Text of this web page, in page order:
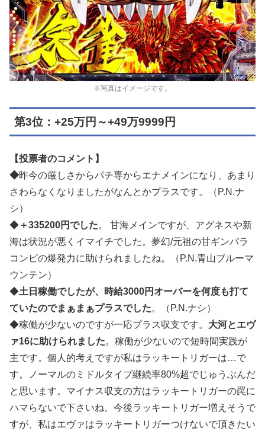
※写真はイメージです。
第3位：+25万円～+49万9999円
【投票者のコメント】
◆昨今の厳しさからパチ専からエナメインになり、あまり
さわらなくなりましたがなんとかプラスです。（P.N.ナ
シ）
◆ ＋335200円でした。 甘海メインですが、アグネスや新
海は状況が悪くイマイチでした。夢幻/元祖の甘ギンパラ
コンビの爆発力に助けられましたね。（P.N.青山ブルーマ
ウンテン）
◆土日稼働でしたが、時給3000円オーバーを何度も打て
ていたのでまぁまぁプラスでした。（P.N.ナシ）
◆稼働が少ないのですが一応プラス収支です。 大河とエヴ
ァ16に助けられました。稼働が少ないので短時間実践が
主です。個人的考えですが私はラッキートリガーは…で
す。ノーマルのミドルタイプ継続率80%超でじゅうぶんだ
と思います。マイナス収支の方はラッキートリガーの罠に
ハマらないで下さいね。今後ラッキートリガー増えそうで
すが、私はエヴァはラッキートリガーつけないで頂きたい